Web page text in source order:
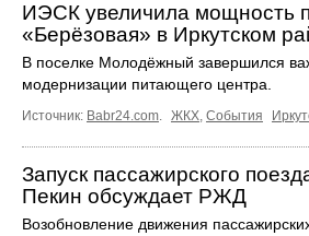
ИЭСК увеличила мощность
«Берёзовая» в Иркутском
В поселке Молодёжный завершился
модернизации питающего центра.
Источник: Babr24.com. ЖКХ, События
Запуск пассажирского
Пекин обсуждает РЖД
Возобновление движения